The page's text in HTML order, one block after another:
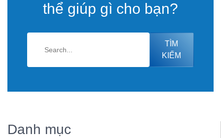
thể giúp gì cho bạn?
TÌM
KIẾM
Danh mục